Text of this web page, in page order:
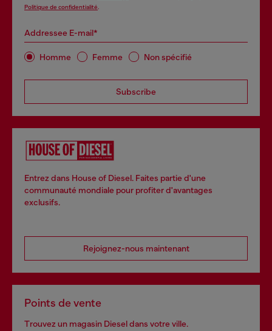
Politique de confidentialité
Addressee E-mail*
Homme Femme Non spécifié
Subscribe
Entrez dans House of Diesel. Faites partie d'une
communauté mondiale pour profiter d'avantages
exclusifs.
Rejoignez-nous maintenant
Points de vente
Trouvez un magasin Diesel dans votre ville.